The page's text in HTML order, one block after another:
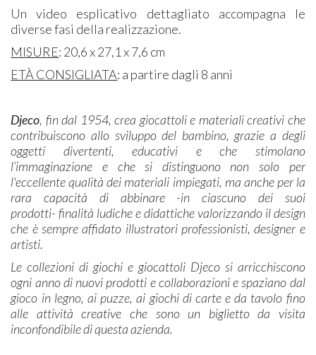
Un video esplicativo dettagliato accompagna le
diverse fasi della realizzazione.
MISURE: 20,6 x 27,1 x 7,6 cm
ETÀ CONSIGLIATA: a partire dagli 8 anni
Djeco, fin dal 1954, crea giocattoli e materiali creativi che
contribuiscono allo sviluppo del bambino, grazie a degli
oggetti divertenti, educativi e che stimolano
l’immaginazione e che si distinguono non solo per
l'eccellente qualità dei materiali impiegati, ma anche per la
rara capacità di abbinare -in ciascuno dei suoi
prodotti- finalità ludiche e didattiche valorizzando il design
che è sempre affidato illustratori professionisti, designer e
artisti.
Le collezioni di giochi e giocattoli Djeco si arricchiscono
ogni anno di nuovi prodotti e collaborazioni e spaziano dal
gioco in legno, ai puzze, ai giochi di carte e da tavolo fino
alle attività creative che sono un biglietto da visita
inconfondibile di questa azienda.